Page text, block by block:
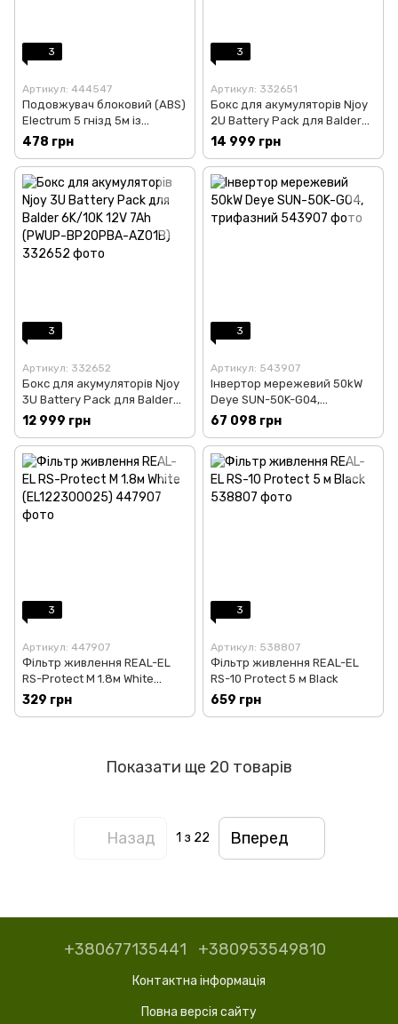
3
Артикул: 444547
Подовжувач блоковий (ABS)
Electrum 5 гнізд 5м із
заземленням C-ES-1794
478 грн
3
Артикул: 332651
Бокс для акумуляторів Njoy
2U Battery Pack для Balder
6K/10K 12V 7Ah (PWUP-
BP16PBA-AZ01B)
14 999 грн
3
Артикул: 332652
Бокс для акумуляторів Njoy
3U Battery Pack для Balder
6K/10K 12V 7Ah (PWUP-
BP20PBA-AZ01B)
12 999 грн
3
Артикул: 543907
Інвертор мережевий 50kW
Deye SUN-50K-G04,
трифазний
67 098 грн
3
Артикул: 447907
Фільтр живлення REAL-EL
RS-Protect M 1.8м White
(EL122300025)
329 грн
3
Артикул: 538807
Фільтр живлення REAL-EL
RS-10 Protect 5 м Black
659 грн
Показати ще 20 товарів
Назад 1 з 22 Вперед
+380677135441 +380953549810
Контактна інформація
Повна версія сайту